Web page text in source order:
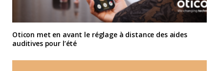
Oticon met en avant le réglage à distance des aides
auditives pour l’été